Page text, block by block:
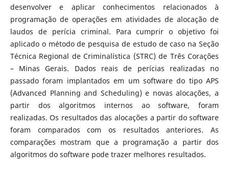
desenvolver e aplicar conhecimentos relacionados à
programação de operações em atividades de alocação de
laudos de perícia criminal. Para cumprir o objetivo foi
aplicado o método de pesquisa de estudo de caso na Seção
Técnica Regional de Criminalística (STRC) de Três Corações
– Minas Gerais. Dados reais de perícias realizadas no
passado foram implantados em um software do tipo APS
(Advanced Planning and Scheduling) e novas alocações, a
partir dos algoritmos internos ao software, foram
realizadas. Os resultados das alocações a partir do software
foram comparados com os resultados anteriores. As
comparações mostram que a programação a partir dos
algoritmos do software pode trazer melhores resultados.